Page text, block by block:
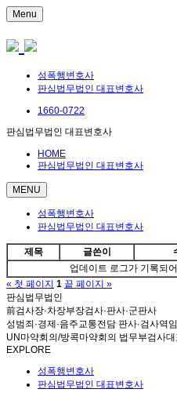
Menu
성폭행변호사
판심법무법인 대표변호사
1660-0722
판심법무법인 대표변호사
HOME
판심법무법인 대표변호사
MENU
성폭행변호사
판심법무법인 대표변호사
제목 글쓴이
업데이트 로그가 기록되
« 첫 페이지 1 끝 페이지 »
판심법무법인
前검사장·차장부장검사·판사·군판사
성범죄·경제·음주교통전담 판사·검사역임
UN마약회의/방콕마약회의 법무부검사
EXPLORE
성폭행변호사
판심법무법인 대표변호사